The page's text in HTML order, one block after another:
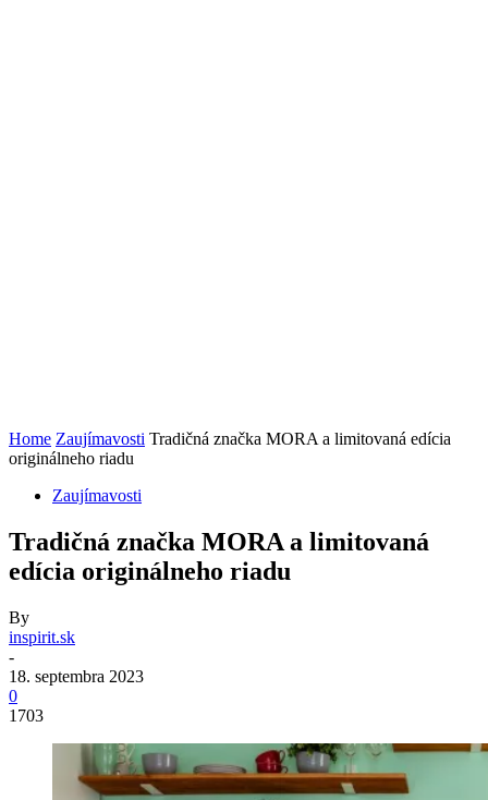
Home Zaujímavosti Tradičná značka MORA a limitovaná edícia
originálneho riadu
Zaujímavosti
Tradičná značka MORA a limitovaná
edícia originálneho riadu
By
inspirit.sk
-
18. septembra 2023
0
1703